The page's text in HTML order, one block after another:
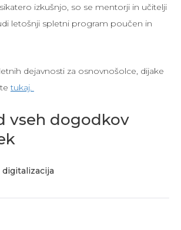
izkušnjo, so se mentorji in učitelji
letošnji spletni program poučen in
dejavnosti za osnovnošolce, dijake
tukaj.
vseh dogodkov
digitalizacija